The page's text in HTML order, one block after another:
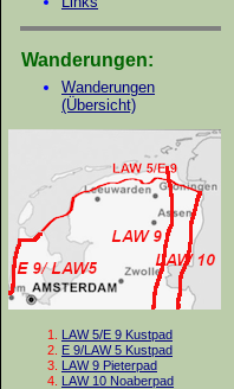
Wanderungen:
Wanderungen
(Übersicht)
LAW 5/E 9 Kustpad
E 9/LAW 5 Kustpad
LAW 9 Pieterpad
LAW 10 Noaberpad